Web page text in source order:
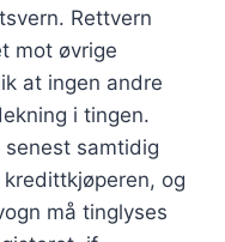
Rettvern
mot øvrige
at ingen andre
i tingen.
samtidig
og
må tinglyses